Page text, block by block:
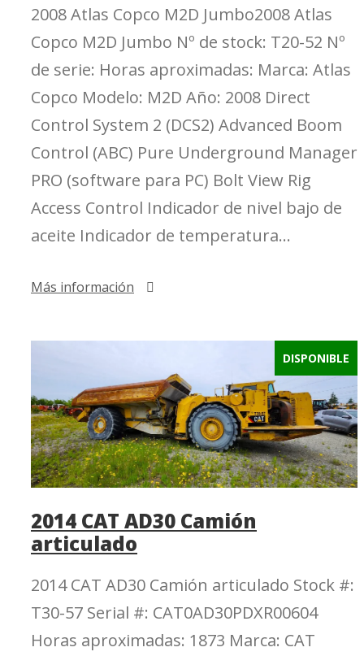
2008 Atlas Copco M2D Jumbo2008 Atlas
Copco M2D Jumbo Nº de stock: T20-52 Nº
de serie: Horas aproximadas: Marca: Atlas
Copco Modelo: M2D Año: 2008 Direct
Control System 2 (DCS2) Advanced Boom
Control (ABC) Pure Underground Manager
PRO (software para PC) Bolt View Rig
Access Control Indicador de nivel bajo de
aceite Indicador de temperatura...
Más información
DISPONIBLE
2014 CAT AD30 Camión
articulado
2014 CAT AD30 Camión articulado Stock #:
T30-57 Serial #: CAT0AD30PDXR00604
Horas aproximadas: 1873 Marca: CAT